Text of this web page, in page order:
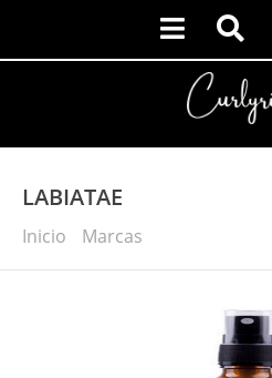
LABIATAE
Inicio Marcas